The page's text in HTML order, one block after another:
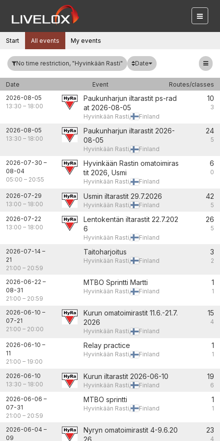
Start All events My events
No time restriction, "Hyvinkään Rasti" Date
Date Event
Routes/classes
2026-08-05
13:30 – 18:00
Paukunharjun iltarastit ps-rad
at 2026-08-05
Hyvinkään Rasti, Finland
10
3
2026-08-05
13:30 – 18:00
Paukunharjun iltarastit 2026-
08-05
Hyvinkään Rasti, Finland
24
5
2026-07-30 –
08-04
05:00 – 20:55
Hyvinkään Rastin omatoimiras
tit 2026, Usmi
Hyvinkään Rasti, Finland
6
0
2026-07-29
13:00 – 18:00
Usmin iltarastit 29.7.2026
Hyvinkään Rasti, Finland
42
5
2026-07-22
13:00 – 18:00
Lentokentän iltarastit 22.7.202
6
Hyvinkään Rasti, Finland
26
5
2026-07-14 –
21
21:00 – 20:59
Taitoharjoitus
Hyvinkään Rasti, Finland
3
2
2026-06-22 –
08-31
21:00 – 20:59
MTBO Sprintti Martti
Hyvinkään Rasti, Finland
1
1
2026-06-10 –
07-21
21:00 – 20:00
Kurun omatoimirastit 11.6.-21.7.
2026
Hyvinkään Rasti, Finland
15
4
2026-06-10 –
11
21:00 – 19:00
Relay practice
Hyvinkään Rasti, Finland
1
1
2026-06-10
13:30 – 18:00
Kurun iltarastit 2026-06-10
Hyvinkään Rasti, Finland
19
6
2026-06-06 –
07-31
21:00 – 20:59
MTBO sprintti
Hyvinkään Rasti, Finland
1
1
2026-06-04 –
09
Nyryn omatoimirastit 4-9.6.20
26
23
4